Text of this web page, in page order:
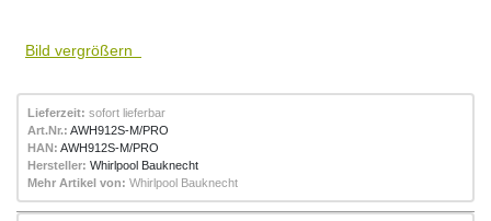
Bild vergrößern
Lieferzeit: sofort lieferbar
Art.Nr.: AWH912S-M/PRO
HAN: AWH912S-M/PRO
Hersteller: Whirlpool Bauknecht
Mehr Artikel von: Whirlpool Bauknecht